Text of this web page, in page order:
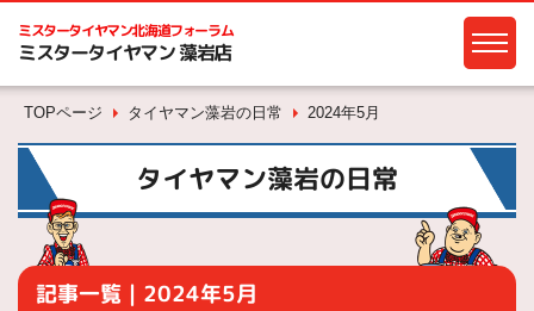
ミスタータイヤマン北海道フォーラム
ミスタータイヤマン 藻岩店
TOPページ タイヤマン藻岩の日常 2024年5月
タイヤマン藻岩の日常
記事一覧｜2024年5月